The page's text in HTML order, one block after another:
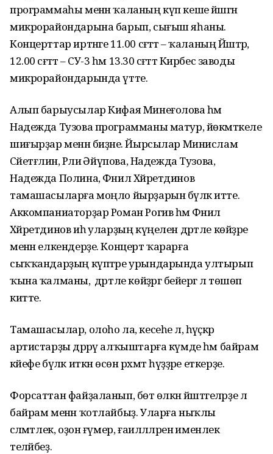
программаһы менән ҡаланың күп кеше йәшәгән
микрорайондарына барып, сығыш яһаны.
Концерттар иртәнге 11.00 сәғәттә – ҡаланың Йәштәр,
12.00 сәғәттә – СУ-3 һәм 13.30 сәғәттә Кирбес заводы
микрорайондарында үтте.
Алып барыусылар Кифая Минеғолова һәм
Надежда Тузова программаны матур, йөкмәткеле
шиғырҙар менән биҙәне. Йырсылар Минислам
Сәйетғәлин, Рәлиә Әйүпова, Надежда Тузова,
Надежда Полина, Фәнил Хәйретдинов
тамашасыларға моңло йырҙарын бүләк итте.
Аккомпаниаторҙар Роман Рогив һәм Фәнил
Хәйретдинов иһә уларҙың күңелен дәртле көйҙәре
менән елкендерҙе. Концерт ҡарарға
сыҡҡандарҙың күптәре урындарында ултырып
ҡына ҡалманы, ә дәртле көйҙәргә бейергә лә төшөп
китте.
Тамашасылар, олоһо ла, кесеһе лә, һәүәҫкәр
артистарҙы дәррәү алҡыштарға күмде һәм байрам
кәйефе бүләк иткән өсөн рәхмәт һүҙҙәре еткерҙе.
Форсаттан файҙаланып, бөтә өлкән йәштәгеләрҙе лә
байрам менән ҡотлайбыҙ. Уларға ныҡлы
сәләмәтлек, оҙон ғүмер, ғаиләләлренә именлек
теләйбеҙ.